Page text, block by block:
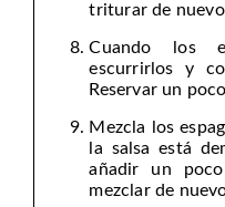
triturar de
Cuando los
escurrirlos y
Reservar un
Mezcla los
la salsa está
añadir un
mezclar de